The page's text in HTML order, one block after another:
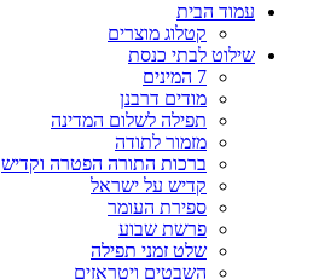
עמוד הבית
קטלוג מוצרים
שילוט לבתי כנסת
7 המינים
מודים דרבנן
תפילה לשלום המדינה
מזמור לתודה
ברכות התורה הפטרה וקדיש
קדיש על ישראל
ספירת העומר
פרשת שבוע
שלט זמני תפילה
השבטים ויטראזים